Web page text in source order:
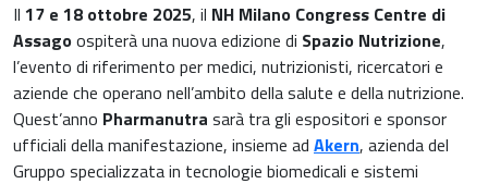
News & Eventi
Medicina cardiovascolare
Il 17 e 18 ottobre 2025, il NH Milano Congress Centre di
Assagoospiterà una nuova edizione di Spazio Nutrizione,
l’evento di riferimento per medici, nutrizionisti, ricercatori e
aziende che operano nell’ambito della salute e della nutrizione.
Quest’anno Pharmanutra sarà tra gli espositori e sponsor
ufficiali della manifestazione, insieme ad Akern, azienda del
Gruppo specializzata in tecnologie biomedicali e sistemi